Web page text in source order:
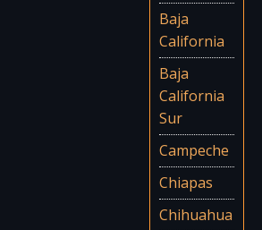
Baja
California
Baja
California
Sur
Campeche
Chiapas
Chihuahua